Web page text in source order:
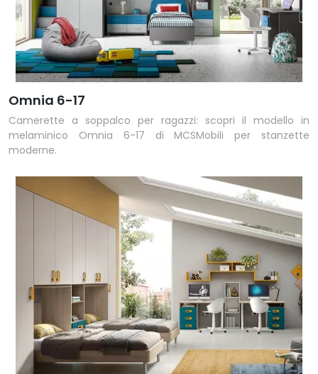
Omnia 6-17
Camerette a soppalco per ragazzi: scopri il modello in
melaminico Omnia 6-17 di MCSMobili per stanzette
moderne.